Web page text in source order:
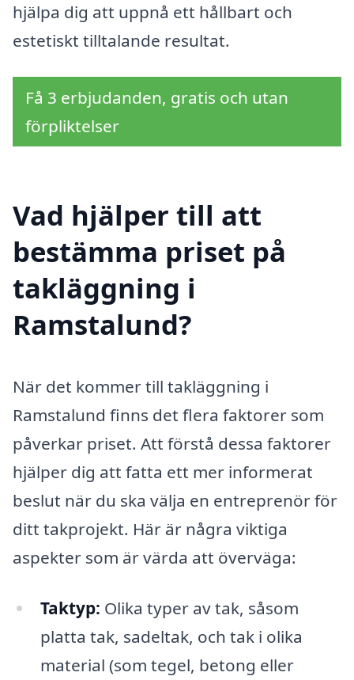
hjälpa dig att uppnå ett hållbart och
estetiskt tilltalande resultat.
Få 3 erbjudanden, gratis och utan
förpliktelser
Vad hjälper till att
bestämma priset på
takläggning i
Ramstalund?
När det kommer till takläggning i
Ramstalund finns det flera faktorer som
påverkar priset. Att förstå dessa faktorer
hjälper dig att fatta ett mer informerat
beslut när du ska välja en entreprenör för
ditt takprojekt. Här är några viktiga
aspekter som är värda att överväga:
Taktyp: Olika typer av tak, såsom
platta tak, sadeltak, och tak i olika
material (som tegel, betong eller